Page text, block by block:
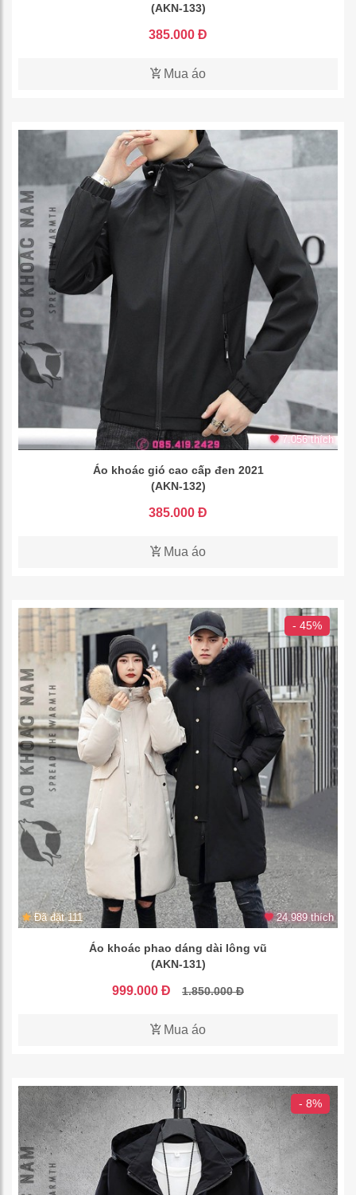
(AKN-133)
385.000 Đ
Mua áo
7.056 thích
Áo khoác gió cao cấp đen 2021
(AKN-132)
385.000 Đ
Mua áo
- 45%
Đã đặt 111 24.989 thích
Áo khoác phao dáng dài lông vũ
(AKN-131)
999.000 Đ 1.850.000 Đ
Mua áo
- 8%